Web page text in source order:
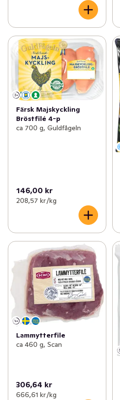
Färsk Majskyckling
Bröstfilé 4-p
ca 700 g, Guldfågeln
146,00 kr
208,57 kr /kg
Lammytterfile
ca 460 g, Scan
306,64 kr
666,61 kr /kg